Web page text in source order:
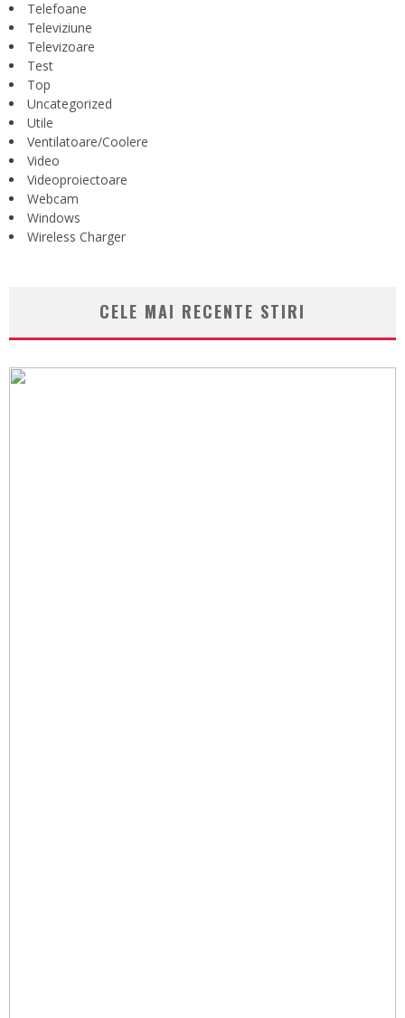
Telefoane
Televiziune
Televizoare
Test
Top
Uncategorized
Utile
Ventilatoare/Coolere
Video
Videoproiectoare
Webcam
Windows
Wireless Charger
CELE MAI RECENTE STIRI